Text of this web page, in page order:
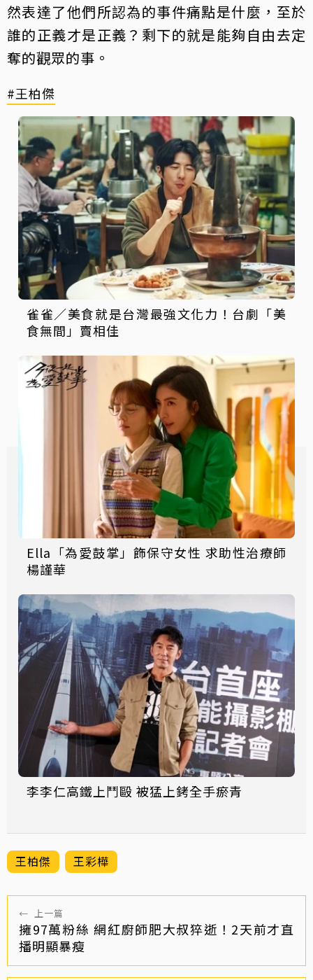
然表達了他們所認為的事件痛點是什麼，至於
誰的正義才是正義？剩下的就是能夠自由去定
奪的觀眾的事。
#王柏傑
雀雀／美食就是台灣最強文化力！台劇「美
食無間」賣相佳
Ella「為愛鼓掌」飾保守女性 求助性治療師
楊謹華
李李仁高鐵上鬥毆 被猛上銬全手瘀青
王柏傑 王彩樺
← 上一篇
擁97萬粉絲 網紅廚師肥大叔猝逝！2天前才直
播明顯暴瘦